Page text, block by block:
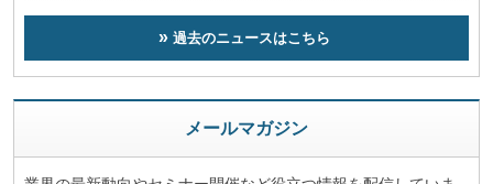
過去のニュースはこちら
メールマガジン